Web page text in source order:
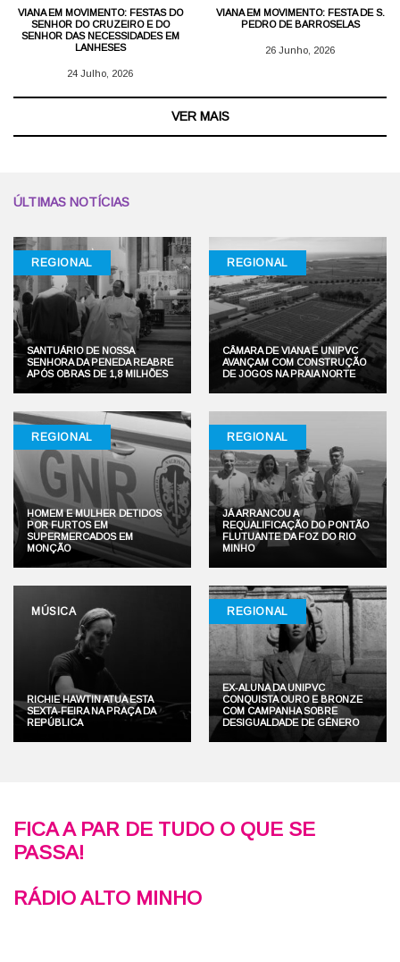
VIANA EM MOVIMENTO: FESTAS DO
SENHOR DO CRUZEIRO E DO
SENHOR DAS NECESSIDADES EM
LANHESES
24 Julho, 2026
VIANA EM MOVIMENTO: FESTA DE S.
PEDRO DE BARROSELAS
26 Junho, 2026
VER MAIS
ÚLTIMAS NOTÍCIAS
REGIONAL
SANTUÁRIO DE NOSSA
SENHORA DA PENEDA REABRE
APÓS OBRAS DE 1,8 MILHÕES
REGIONAL
CÂMARA DE VIANA E UNIPVC
AVANÇAM COM CONSTRUÇÃO
DE JOGOS NA PRAIA NORTE
REGIONAL
HOMEM E MULHER DETIDOS
POR FURTOS EM
SUPERMERCADOS EM
MONÇÃO
REGIONAL
JÁ ARRANCOU A
REQUALIFICAÇÃO DO PONTÃO
FLUTUANTE DA FOZ DO RIO
MINHO
MÚSICA
RICHIE HAWTIN ATUA ESTA
SEXTA-FEIRA NA PRAÇA DA
REPÚBLICA
REGIONAL
EX-ALUNA DA UNIPVC
CONQUISTA OURO E BRONZE
COM CAMPANHA SOBRE
DESIGUALDADE DE GÉNERO
FICA A PAR DE TUDO O QUE SE
PASSA!
RÁDIO ALTO MINHO